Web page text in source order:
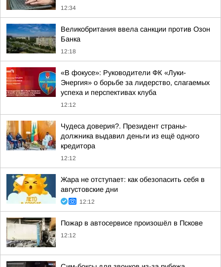
12:34
Великобритания ввела санкции против Озон
Банка
12:18
«В фокусе»: Руководители ФК «Луки-
Энергия» о борьбе за лидерство, слагаемых
успеха и перспективах клуба
12:12
Чудеса доверия?. Президент страны-
должника выдавил деньги из ещё одного
кредитора
12:12
Жара не отступает: как обезопасить себя в
августовские дни
12:12
Пожар в автосервисе произошёл в Пскове
12:12